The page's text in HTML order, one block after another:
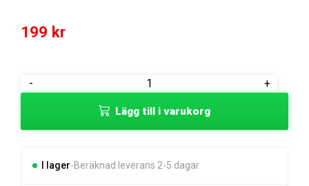
199 kr
-
Husqvarna
+
Lägg till i varukorg
I lager Beräknad leverans 2-5 dagar